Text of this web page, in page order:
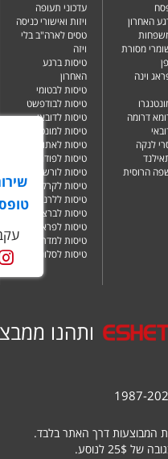
האחרון
מסורת
וינה
דרומה
לנקה
הרוסית
עדכוני תעופה
ויזות ואישורי כניסה
טסים לארה"ב בלי
ויזה
טיסות ברגע
האחרון
טיסות לבטומי
טיסות לבודפשט
טיסות לדובאי
טיסות למונטנגרו
טיסות לאתונה
טיסות לפודגוריצה
טיסות לורשה
טיסות לקרקוב
טיסות ללרנקה
טיסות לברצלונה
טיסות לפראג
טיסות למדריד
טיסות לסלוניקי
ותהנו
המבוצעות דרך האתר בלבד.
לנוסע.